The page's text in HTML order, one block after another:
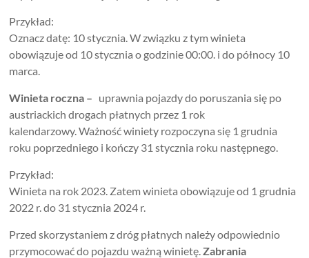
Przykład:
Oznacz datę: 10 stycznia. W związku z tym winieta
obowiązuje od 10 stycznia o godzinie 00:00. i do północy 10
marca.
Winieta roczna – uprawnia pojazdy do poruszania się po
austriackich drogach płatnych przez 1 rok
kalendarzowy. Ważność winiety rozpoczyna się 1 grudnia
roku poprzedniego i kończy 31 stycznia roku następnego.
Przykład:
Winieta na rok 2023. Zatem winieta obowiązuje od 1 grudnia
2022 r. do 31 stycznia 2024 r.
Przed skorzystaniem z dróg płatnych należy odpowiednio
przymocować do pojazdu ważną winietę. Zabrania